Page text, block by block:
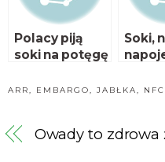
Polacy piją
soki na potęgę
Soki,
ARR, EMBARGO, JABŁKA, NFC
Owady to zdrowa